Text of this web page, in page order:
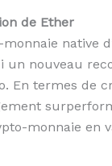
de Ether
native
un nouveau
En termes de
monnaie en